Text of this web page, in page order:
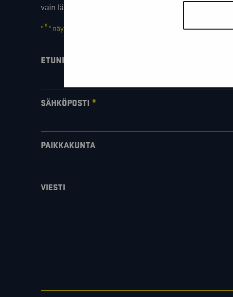
vain lähettää lämpimiä terveisiä!
"*" näyttää pakolliset kentät
ETUNIMI SUKUNIMI
SÄHKÖPOSTI *
PAIKKAKUNTA
VIESTI